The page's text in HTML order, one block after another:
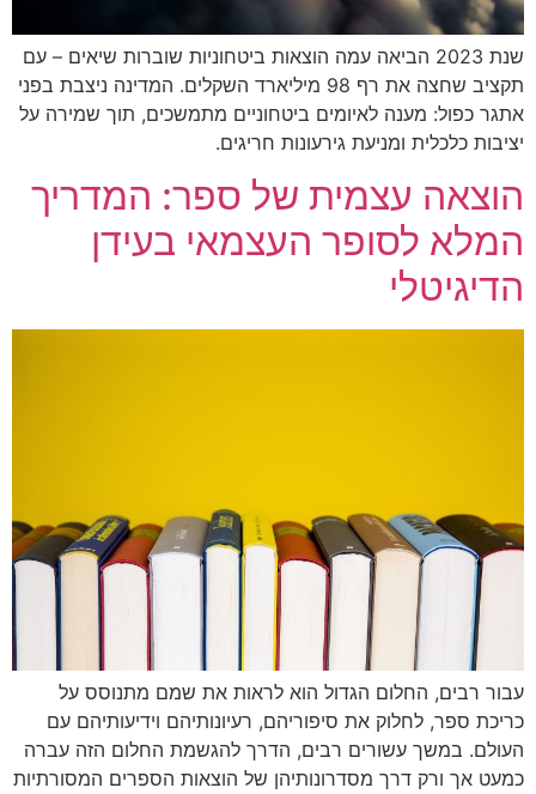
שנת 2023 הביאה עמה הוצאות ביטחוניות שוברות שיאים – עם
תקציב שחצה את רף 98 מיליארד השקלים. המדינה ניצבת בפני
אתגר כפול: מענה לאיומים ביטחוניים מתמשכים, תוך שמירה על
יציבות כלכלית ומניעת גירעונות חריגים.
הוצאה עצמית של ספר: המדריך
המלא לסופר העצמאי בעידן
הדיגיטלי
עבור רבים, החלום הגדול הוא לראות את שמם מתנוסס על
כריכת ספר, לחלוק את סיפוריהם, רעיונותיהם וידיעותיהם עם
העולם. במשך עשורים רבים, הדרך להגשמת החלום הזה עברה
כמעט אך ורק דרך מסדרונותיהן של הוצאות הספרים המסורתיות